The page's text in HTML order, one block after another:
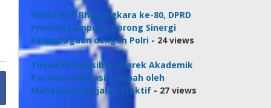
Hadiri Hari Bhayangkara ke-80, DPRD
Provinsi Lampung Dorong Sinergi
Kelembagaan dengan Polri - 24 views
Tinjau KKN Pesibar, Warek Akademik
Pastikan Edukasi Sampah oleh
Mahasiswa Berjalan Efektif - 27 views